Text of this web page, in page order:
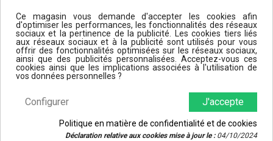
VOLCANO AERO SRAM FORCE
voir
Ce magasin vous demande d'accepter les cookies afin
d'optimiser les performances, les fonctionnalités des réseaux
sociaux et la pertinence de la publicité. Les cookies tiers liés
aux réseaux sociaux et à la publicité sont utilisés pour vous
offrir des fonctionnalités optimisées sur les réseaux sociaux,
ainsi que des publicités personnalisées. Acceptez-vous ces
cookies ainsi que les implications associées à l'utilisation de
vos données personnelles ?
J'accepte
Configurer
Politique en matière de confidentialité et de cookies
Déclaration relative aux cookies mise à jour le :04/10/2024